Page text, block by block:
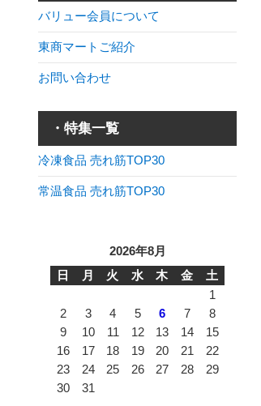
バリュー会員について
東商マートご紹介
お問い合わせ
・特集一覧
冷凍食品 売れ筋TOP30
常温食品 売れ筋TOP30
2026年8月
日
月 火 水 木 金
土
1
2
3 4 5 6 7
8
9
10 11 12 13 14
15
16
17 18 19 20 21
22
23
24 25 26 27 28
29
30
31